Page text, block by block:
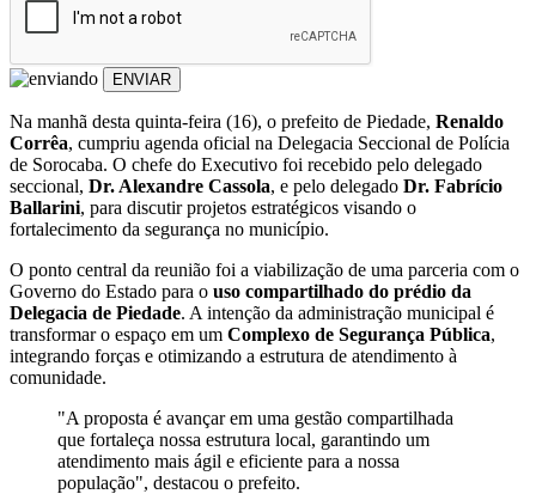
ENVIAR
Na manhã desta quinta-feira (16), o prefeito de Piedade, Renaldo
Corrêa, cumpriu agenda oficial na Delegacia Seccional de Polícia
de Sorocaba. O chefe do Executivo foi recebido pelo delegado
seccional, Dr. Alexandre Cassola, e pelo delegado Dr. Fabrício
Ballarini, para discutir projetos estratégicos visando o
fortalecimento da segurança no município.
​O ponto central da reunião foi a viabilização de uma parceria com o
Governo do Estado para o uso compartilhado do prédio da
Delegacia de Piedade. A intenção da administração municipal é
transformar o espaço em um Complexo de Segurança Pública,
integrando forças e otimizando a estrutura de atendimento à
comunidade.
​"A proposta é avançar em uma gestão compartilhada
que fortaleça nossa estrutura local, garantindo um
atendimento mais ágil e eficiente para a nossa
população", destacou o prefeito.